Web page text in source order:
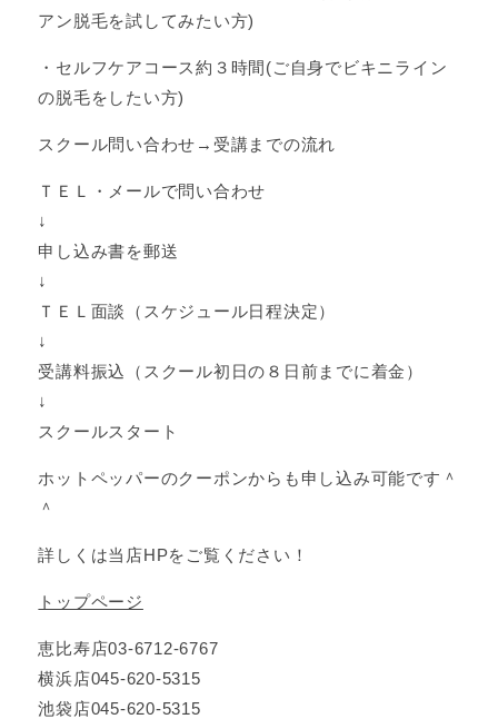
アン脱毛を試してみたい方)
・セルフケアコース約３時間(ご自身でビキニライン
の脱毛をしたい方)
スクール問い合わせ→受講までの流れ
ＴＥＬ・メールで問い合わせ
↓
申し込み書を郵送
↓
ＴＥＬ面談（スケジュール日程決定）
↓
受講料振込（スクール初日の８日前までに着金）
↓
スクールスタート
ホットペッパーのクーポンからも申し込み可能です＾
＾
詳しくは当店HPをご覧ください！
トップページ
恵比寿店03-6712-6767
横浜店045-620-5315
池袋店045-620-5315